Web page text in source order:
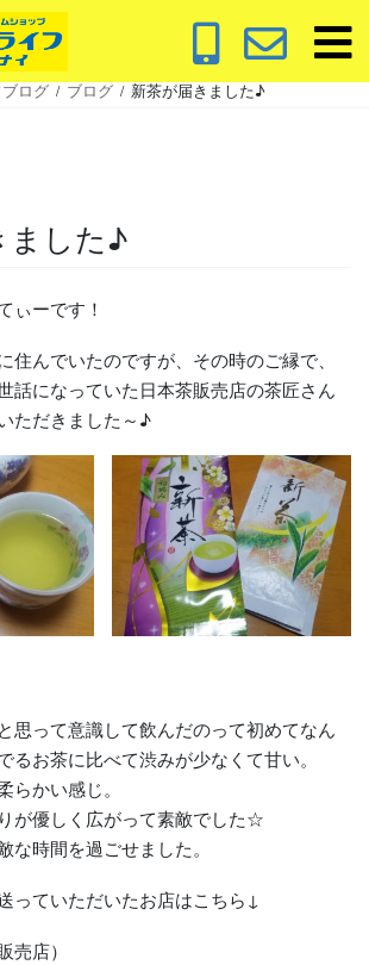
ログ ブログ 新茶が届きました♪
ました♪
ぃーです！
住んでいたのですが、その時のご縁で、
話になっていた日本茶販売店の茶匠さん
ただきました～♪
思って意識して飲んだのって初めてなん
るお茶に比べて渋みが少なくて甘い。
らかい感じ。
が優しく広がって素敵でした☆
な時間を過ごせました。
っていただいたお店はこちら↓
売店）